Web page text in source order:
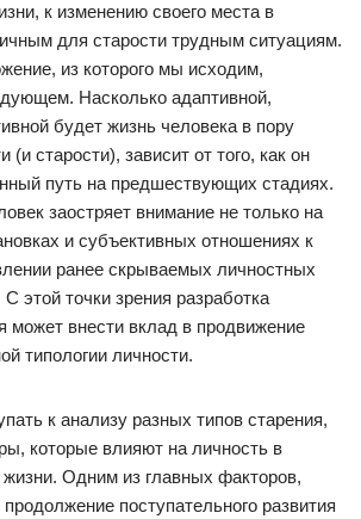
к изменению своего места в
для старости трудным ситуациям.
из которого мы исходим,
Насколько адаптивной,
будет жизнь человека в пору
(и старости), зависит от того, как он
путь на предшествующих стадиях.
заостряет внимание не только на
и субъективных отношениях к
ранее скрываемых личностных
этой точки зрения разработка
может внести вклад в продвижение
типологии личности.
к анализу разных типов старения,
которые влияют на личность в
жизни. Одним из главных факторов,
поступательного развития